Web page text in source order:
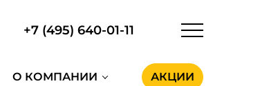
+7 (495) 640-01-11
О КОМПАНИИ АКЦИИ